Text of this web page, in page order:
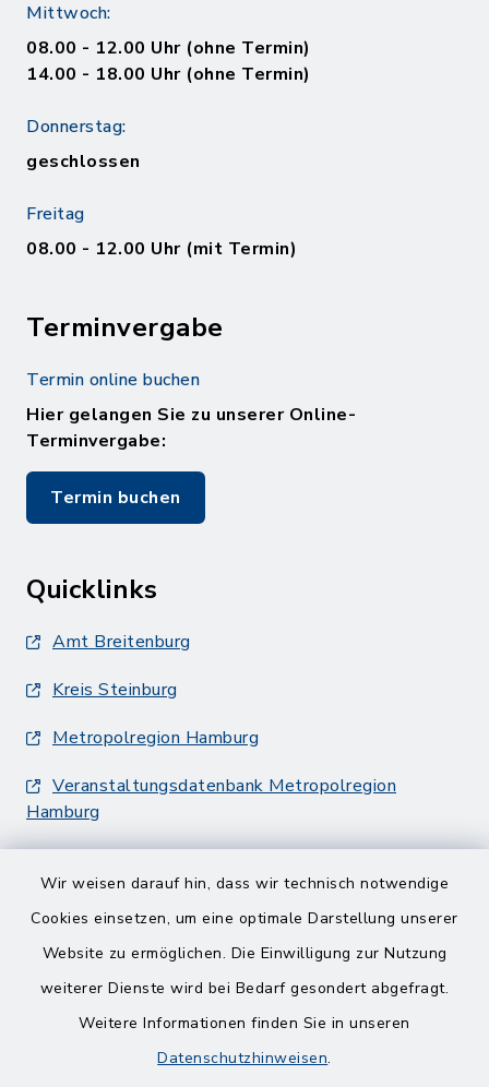
Wir weisen darauf hin, dass wir technisch notwendige
Cookies einsetzen, um eine optimale Darstellung unserer
Website zu ermöglichen. Die Einwilligung zur Nutzung
weiterer Dienste wird bei Bedarf gesondert abgefragt.
Weitere Informationen finden Sie in unseren
Datenschutzhinweisen.
Mittwoch:
08.00 - 12.00 Uhr (ohne Termin)
14.00 - 18.00 Uhr (ohne Termin)
Donnerstag:
geschlossen
Freitag
08.00 - 12.00 Uhr (mit Termin)
Terminvergabe
Termin online buchen
Hier gelangen Sie zu unserer Online-
Terminvergabe:
Termin buchen
Quicklinks
Amt Breitenburg
Kreis Steinburg
Metropolregion Hamburg
Veranstaltungsdatenbank Metropolregion
Hamburg
Barrierefreiheit